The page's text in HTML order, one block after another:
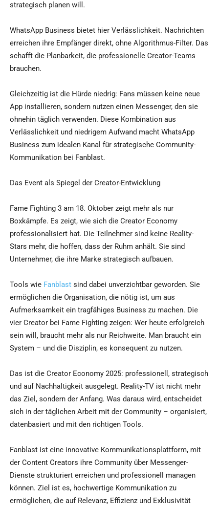
strategisch planen will.
WhatsApp Business bietet hier Verlässlichkeit. Nachrichten
erreichen ihre Empfänger direkt, ohne Algorithmus-Filter. Das
schafft die Planbarkeit, die professionelle Creator-Teams
brauchen.
Gleichzeitig ist die Hürde niedrig: Fans müssen keine neue
App installieren, sondern nutzen einen Messenger, den sie
ohnehin täglich verwenden. Diese Kombination aus
Verlässlichkeit und niedrigem Aufwand macht WhatsApp
Business zum idealen Kanal für strategische Community-
Kommunikation bei Fanblast.
Das Event als Spiegel der Creator-Entwicklung
Fame Fighting 3 am 18. Oktober zeigt mehr als nur
Boxkämpfe. Es zeigt, wie sich die Creator Economy
professionalisiert hat. Die Teilnehmer sind keine Reality-
Stars mehr, die hoffen, dass der Ruhm anhält. Sie sind
Unternehmer, die ihre Marke strategisch aufbauen.
Tools wie Fanblast sind dabei unverzichtbar geworden. Sie
ermöglichen die Organisation, die nötig ist, um aus
Aufmerksamkeit ein tragfähiges Business zu machen. Die
vier Creator bei Fame Fighting zeigen: Wer heute erfolgreich
sein will, braucht mehr als nur Reichweite. Man braucht ein
System – und die Disziplin, es konsequent zu nutzen.
Das ist die Creator Economy 2025: professionell, strategisch
und auf Nachhaltigkeit ausgelegt. Reality-TV ist nicht mehr
das Ziel, sondern der Anfang. Was daraus wird, entscheidet
sich in der täglichen Arbeit mit der Community – organisiert,
datenbasiert und mit den richtigen Tools.
Fanblast ist eine innovative Kommunikationsplattform, mit
der Content Creators ihre Community über Messenger-
Dienste strukturiert erreichen und professionell managen
können. Ziel ist es, hochwertige Kommunikation zu
ermöglichen, die auf Relevanz, Effizienz und Exklusivität